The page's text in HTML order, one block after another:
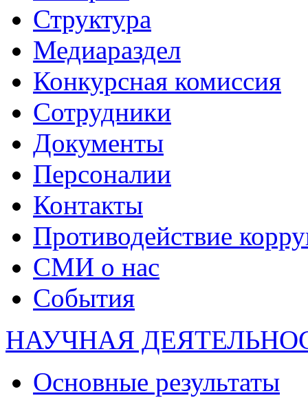
Структура
Медиараздел
Конкурсная комиссия
Сотрудники
Документы
Персоналии
Контакты
Противодействие
СМИ о нас
События
НАУЧНАЯ
Основные результаты